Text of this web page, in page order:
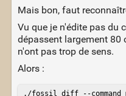
Mais bon, faut
Vu que je n'édite pas du
dépassent largement 80
n'ont pas trop de sens.
Alors :